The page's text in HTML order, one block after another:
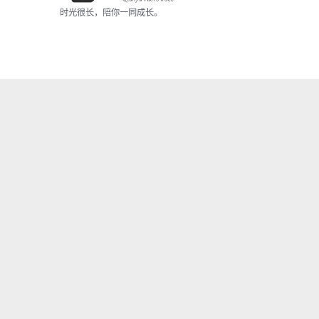
时光很长，陪你一同成长。